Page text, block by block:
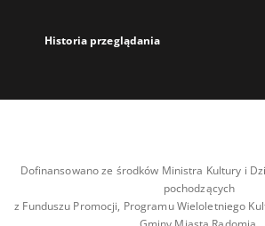
Historia przeglądania
Dofinansowano ze środków Ministra Kultury i
pochodzących
z Funduszu Promocji, Programu Wieloletniego